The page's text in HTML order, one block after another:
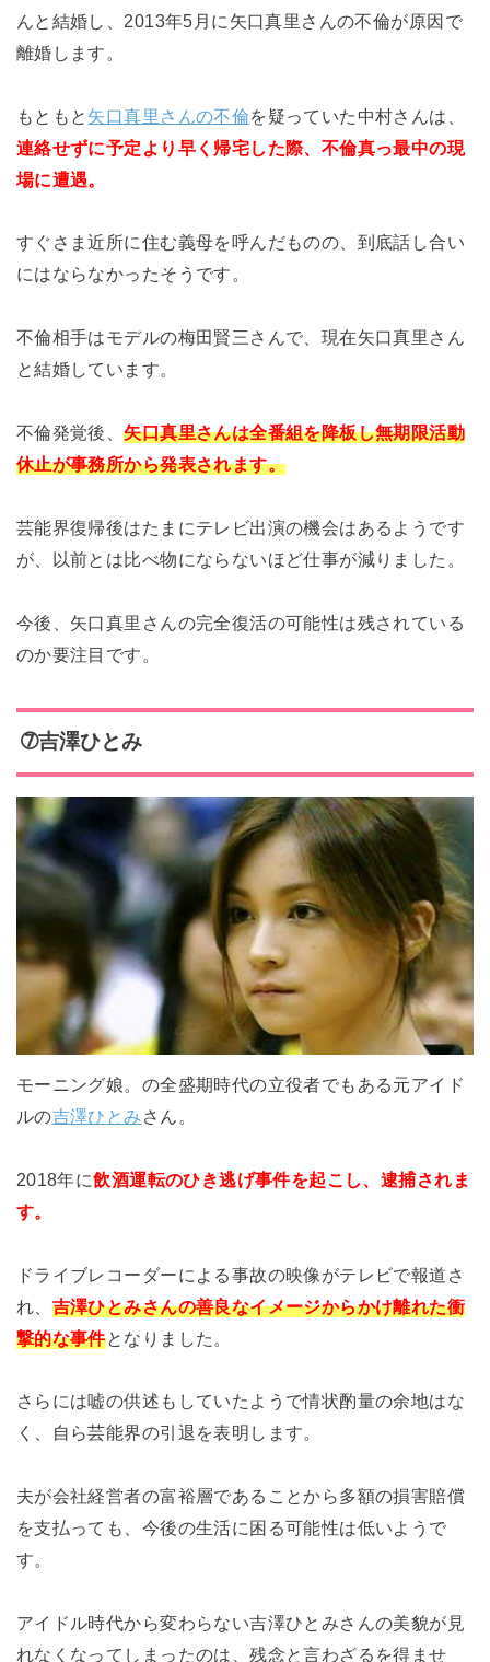
んと結婚し、2013年5月に矢口真里さんの不倫が原因で
離婚します。
もともと 矢口真里さんの不倫を疑っていた中村さんは、
連絡せずに予定より早く帰宅した際、不倫真っ最中の現
場に遭遇。
すぐさま近所に住む義母を呼んだものの、到底話し合い
にはならなかったそうです。
不倫相手はモデルの梅田賢三さんで、現在矢口真里さん
と結婚しています。
不倫発覚後、矢口真里さんは全番組を降板し無期限活動
休止が事務所から発表されます。
芸能界復帰後はたまにテレビ出演の機会はあるようです
が、以前とは比べ物にならないほど仕事が減りました。
今後、矢口真里さんの完全復活の可能性は残されている
のか要注目です。
➆吉澤ひとみ
モーニング娘。の全盛期時代の立役者でもある元アイド
ルの吉澤ひとみ さん。
2018年に飲酒運転のひき逃げ事件を起こし、逮捕されま
す。
ドライブレコーダーによる事故の映像がテレビで報道さ
れ、 吉澤ひとみさんの善良なイメージからかけ離れた衝
撃的な事件となりました。
さらには嘘の供述もしていたようで情状酌量の余地はな
く、自ら芸能界の引退を表明します。
夫が会社経営者の富裕層であることから多額の損害賠償
を支払っても、今後の生活に困る可能性は低いようで
す。
アイドル時代から変わらない吉澤ひとみさんの美貌が見
れなくなってしまったのは、残念と言わざるを得ませ